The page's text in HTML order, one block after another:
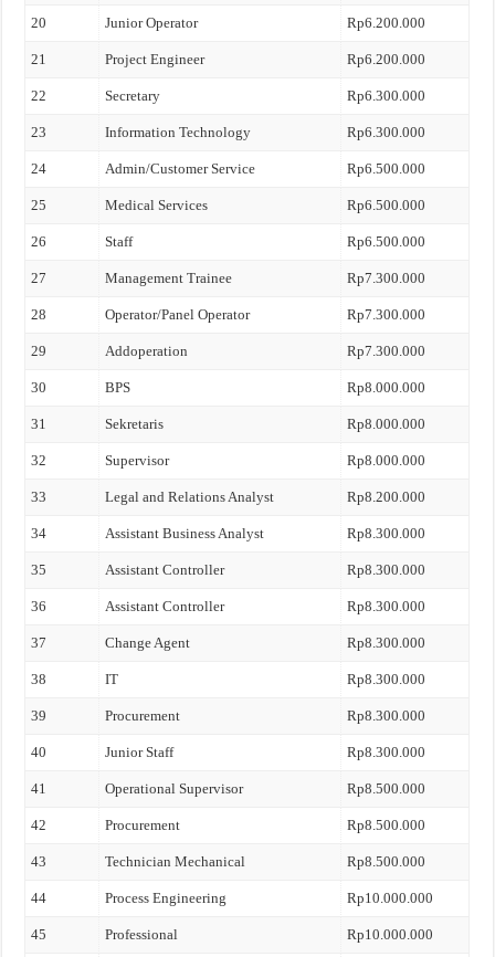
20 Junior Operator Rp6.200.000
21 Project Engineer Rp6.200.000
22 Secretary Rp6.300.000
23 Information Technology Rp6.300.000
24 Admin/Customer Service Rp6.500.000
25 Medical Services Rp6.500.000
26 Staff Rp6.500.000
27 Management Trainee Rp7.300.000
28 Operator/Panel Operator Rp7.300.000
29 Addoperation Rp7.300.000
30 BPS Rp8.000.000
31 Sekretaris Rp8.000.000
32 Supervisor Rp8.000.000
33 Legal and Relations Analyst Rp8.200.000
34 Assistant Business Analyst Rp8.300.000
35 Assistant Controller Rp8.300.000
36 Assistant Controller Rp8.300.000
37 Change Agent Rp8.300.000
38 IT Rp8.300.000
39 Procurement Rp8.300.000
40 Junior Staff Rp8.300.000
41 Operational Supervisor Rp8.500.000
42 Procurement Rp8.500.000
43 Technician Mechanical Rp8.500.000
44 Process Engineering Rp10.000.000
45 Professional Rp10.000.000